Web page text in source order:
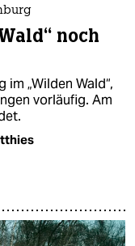
noch
„Wilden Wald“,
vorläufig. Am